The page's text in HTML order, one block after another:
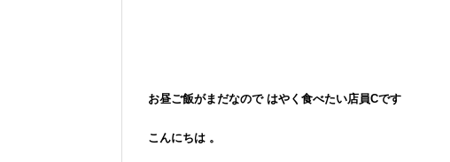
お昼ご飯がまだなので はやく食べたい店員Cです
こんにちは 。